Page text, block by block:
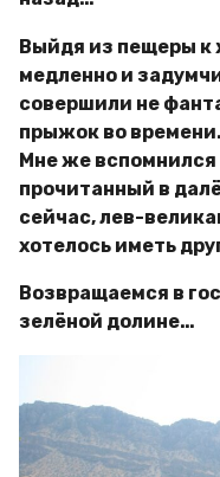
Выйдя из пещеры к
медленно и
совершили не
прыжок во
Мне же
прочитанный в
сейчас, лев-
хотелось иметь
Возвращаемся в
зелёной долине…